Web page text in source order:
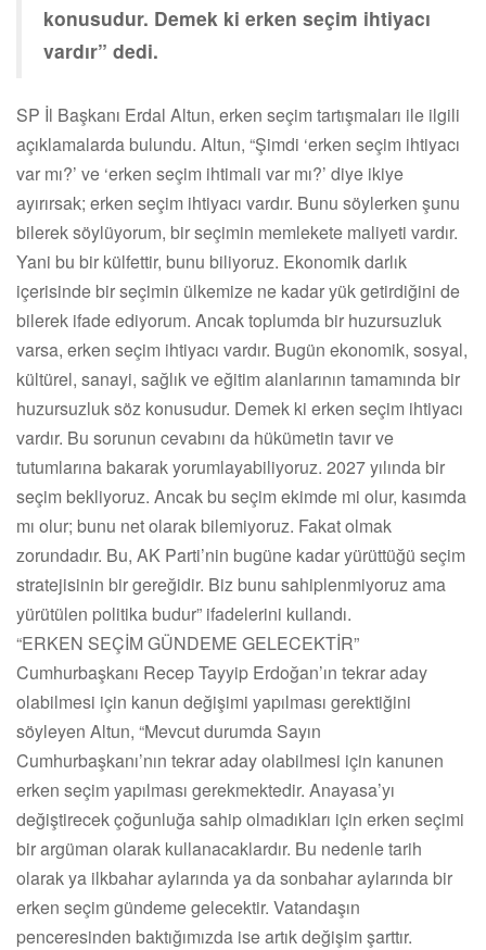
konusudur. Demek ki erken seçim ihtiyacı
vardır” dedi.
SP İl Başkanı Erdal Altun, erken seçim tartışmaları ile ilgili
açıklamalarda bulundu. Altun, “Şimdi ‘erken seçim ihtiyacı
var mı?’ ve ‘erken seçim ihtimali var mı?’ diye ikiye
ayırırsak; erken seçim ihtiyacı vardır. Bunu söylerken şunu
bilerek söylüyorum, bir seçimin memlekete maliyeti vardır.
Yani bu bir külfettir, bunu biliyoruz. Ekonomik darlık
içerisinde bir seçimin ülkemize ne kadar yük getirdiğini de
bilerek ifade ediyorum. Ancak toplumda bir huzursuzluk
varsa, erken seçim ihtiyacı vardır. Bugün ekonomik, sosyal,
kültürel, sanayi, sağlık ve eğitim alanlarının tamamında bir
huzursuzluk söz konusudur. Demek ki erken seçim ihtiyacı
vardır. Bu sorunun cevabını da hükümetin tavır ve
tutumlarına bakarak yorumlayabiliyoruz. 2027 yılında bir
seçim bekliyoruz. Ancak bu seçim ekimde mi olur, kasımda
mı olur; bunu net olarak bilemiyoruz. Fakat olmak
zorundadır. Bu, AK Parti’nin bugüne kadar yürüttüğü seçim
stratejisinin bir gereğidir. Biz bunu sahiplenmiyoruz ama
yürütülen politika budur” ifadelerini kullandı.
“ERKEN SEÇİM GÜNDEME GELECEKTİR”
Cumhurbaşkanı Recep Tayyip Erdoğan’ın tekrar aday
olabilmesi için kanun değişimi yapılması gerektiğini
söyleyen Altun, “Mevcut durumda Sayın
Cumhurbaşkanı’nın tekrar aday olabilmesi için kanunen
erken seçim yapılması gerekmektedir. Anayasa’yı
değiştirecek çoğunluğa sahip olmadıkları için erken seçimi
bir argüman olarak kullanacaklardır. Bu nedenle tarih
olarak ya ilkbahar aylarında ya da sonbahar aylarında bir
erken seçim gündeme gelecektir. Vatandaşın
penceresinden baktığımızda ise artık değişim şarttır.